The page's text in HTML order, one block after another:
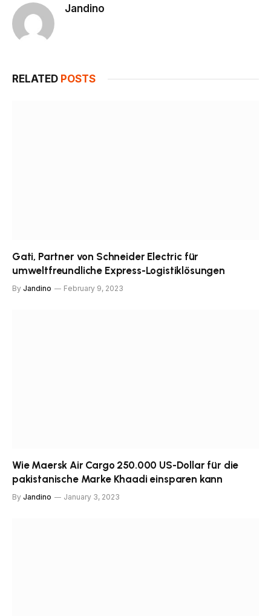
Jandino
RELATED POSTS
Gati, Partner von Schneider Electric für
umweltfreundliche Express-Logistiklösungen
By Jandino February 9, 2023
Wie Maersk Air Cargo 250.000 US-Dollar für die
pakistanische Marke Khaadi einsparen kann
By Jandino January 3, 2023